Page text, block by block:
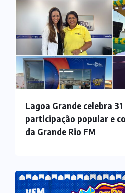
Lagoa Grande celebra
participação popular e
da Grande Rio FM